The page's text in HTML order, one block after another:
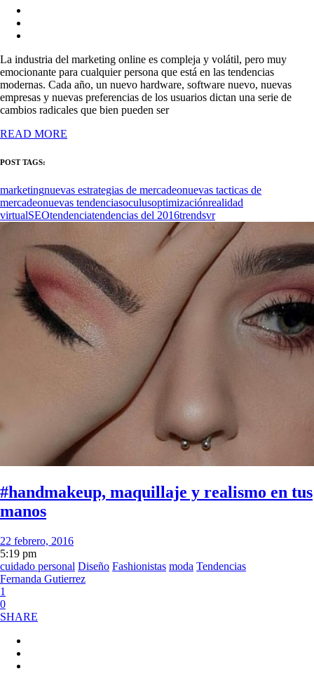
La industria del marketing online es compleja y volátil, pero muy
emocionante para cualquier persona que está en las tendencias
modernas. Cada año, un nuevo hardware, software nuevo, nuevas
empresas y nuevas preferencias de los usuarios dictan una serie de
cambios radicales que bien pueden ser
READ MORE
POST TAGS:
marketingnuevas estrategias de mercadeonuevas tacticas de
mercadeonuevas tendenciasoculusoptimizaciónrealidad
virtualSEOtendenciatendencias del 2016trendsvr
#handmakeup, maquillaje y realismo en tus
manos
22 febrero, 2016
5:19 pm
cuidado personal Diseño Fashionistas moda Tendencias
Fernanda Gutierrez
1
0
SHARE